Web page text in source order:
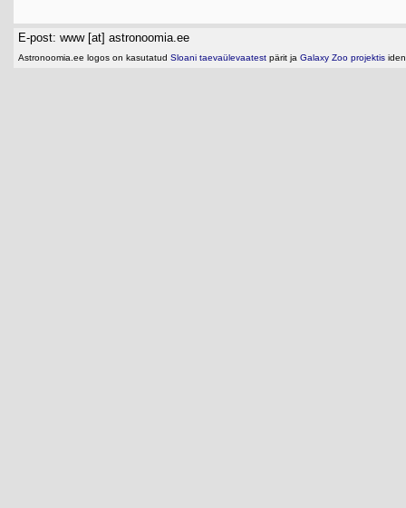
E-post: www [at] astronoomia.ee
Astronoomia.ee logos on kasutatud Sloani taevaülevaatest pärit ja Galaxy Zoo projektis